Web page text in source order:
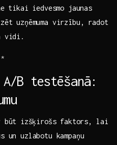
tikai iedvesmo ‍jaunas
uzņēmuma virzību, radot
vidi.
A/B testēšanā:
būt ⁤izšķirošs faktors, lai
uzlabotu kampaņu